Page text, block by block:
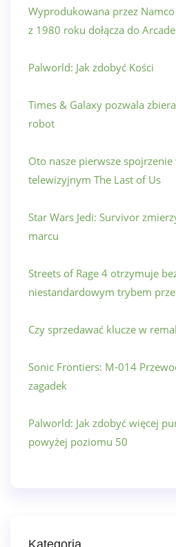
Wyprodukowana przez
z 1980 roku dołącza do
Palworld: Jak zdobyć Kości
Times & Galaxy pozwala
robot
Oto nasze pierwsze
telewizyjnym The Last of Us
Star Wars Jedi: Survivor
marcu
Streets of Rage 4 otrzymuje
niestandardowym trybem
Czy sprzedawać klucze w
Sonic Frontiers: M-014
zagadek
Palworld: Jak zdobyć więcej
powyżej poziomu 50
Kategoria